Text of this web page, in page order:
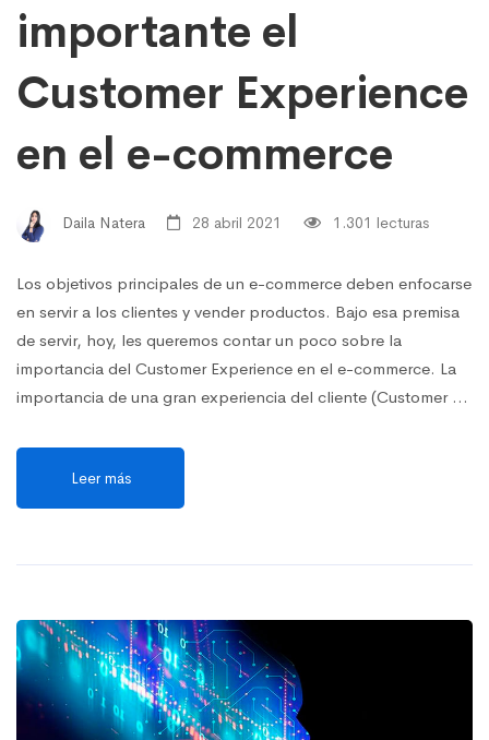
importante el
Customer Experience
en el e-commerce
Daila Natera 28 abril 2021 1.301 lecturas
Los objetivos principales de un e-commerce deben enfocarse
en servir a los clientes y vender productos. Bajo esa premisa
de servir, hoy, les queremos contar un poco sobre la
importancia del Customer Experience en el e-commerce. La
importancia de una gran experiencia del cliente (Customer …
Leer más